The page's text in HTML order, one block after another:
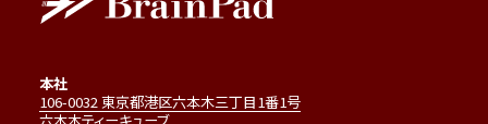
本社
106-0032 東京都港区六本木三丁目1番1号